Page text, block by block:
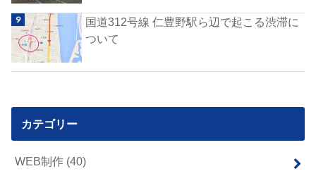
国道312号線 仁豊野駅ら辺で起こる渋滞に
ついて
カテゴリー
WEB制作 (40)